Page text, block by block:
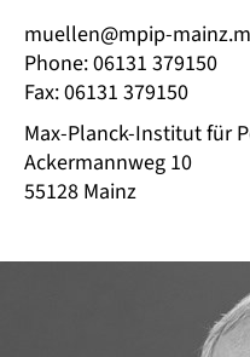
ed.gpm.zniam-
Phone:06131 379150
Fax:06131 379150
Max-Planck-Institut für
Ackermannweg 10
55128 Mainz